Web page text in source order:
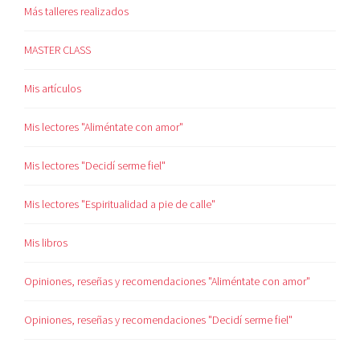
Más talleres realizados
MASTER CLASS
Mis artículos
Mis lectores "Aliméntate con amor"
Mis lectores "Decidí serme fiel"
Mis lectores "Espiritualidad a pie de calle"
Mis libros
Opiniones, reseñas y recomendaciones "Aliméntate con amor"
Opiniones, reseñas y recomendaciones "Decidí serme fiel"